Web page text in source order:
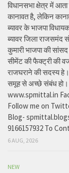
विधानसभा क्षेत्र में
कानावत है, लेकिन
ब्यावर के भाजपा
ब्यावर जिला राजसमंद
कुमारी भाजपा की सांसद
सीमेंट की फैक्ट्री की
राजघराने की सदस्य
समूह से अच्छे संबंध हो।
www.spmittal.in
Follow me on
Blog-
9166157932 To
6 AUG, 2026
NEW